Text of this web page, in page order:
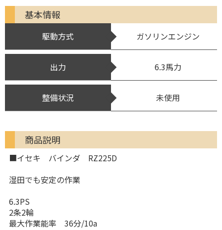
基本情報
駆動方式 ガソリンエンジン
出力 6.3馬力
整備状況 未使用
商品説明
■イセキ バインダ RZ225D
湿田でも安定の作業
6.3PS
2条2輪
最大作業能率 36分/10a